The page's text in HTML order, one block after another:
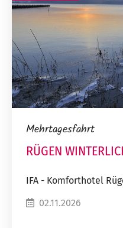
Mehrtagesfahrt
RÜGEN
IFA - Komforthotel
02.11.2026